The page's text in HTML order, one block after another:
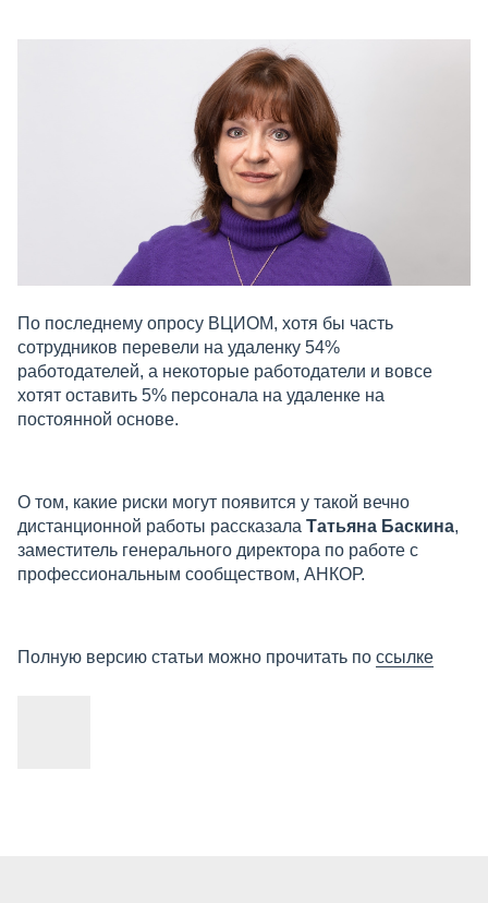
По последнему опросу ВЦИОМ, хотя бы часть
сотрудников перевели на удаленку 54%
работодателей, а некоторые работодатели и вовсе
хотят оставить 5% персонала на удаленке на
постоянной основе.
О том, какие риски могут появится у такой вечно
дистанционной работы рассказала Татьяна Баскина,
заместитель генерального директора по работе с
профессиональным сообществом, АНКОР.
Полную версию статьи можно прочитать по ссылке